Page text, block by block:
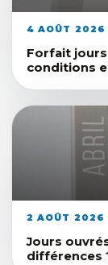
4 AOÛT 2026
Forfait
conditions
2 AOÛT 2026
Jours
différences